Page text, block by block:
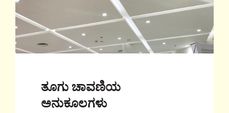
ತೂಗು ಚಾವಣಿಯ
ಅನುಕೂಲಗಳು